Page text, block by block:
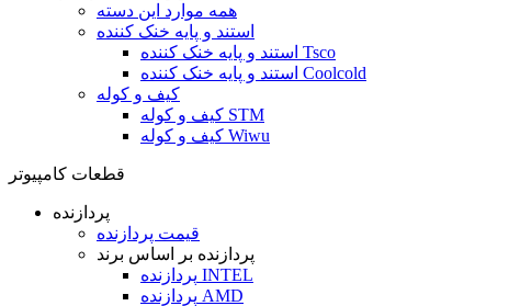
همه موارد این دسته
استند و پایه خنک کننده
استند و پایه خنک کننده Tsco
استند و پایه خنک کننده Coolcold
کیف و کوله
کیف و کوله STM
کیف و کوله Wiwu
قطعات کامپیوتر
پردازنده
قیمت پردازنده
پردازنده بر اساس برند
پردازنده INTEL
پردازنده AMD